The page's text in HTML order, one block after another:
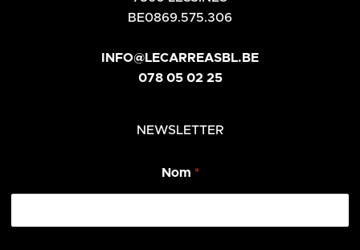
BE0869.575.306
INFO@LECARREASBL.BE
078 05 02 25
NEWSLETTER
m
a
Nom *